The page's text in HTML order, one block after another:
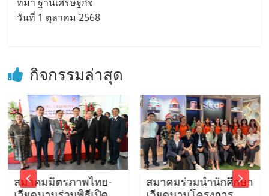
วันที่ 1 ตุลาคม 2568
กิจกรรมล่าสุด
สมาคมมิตรภาพไทย-
สมาคมร่วมนำนักศึกษา